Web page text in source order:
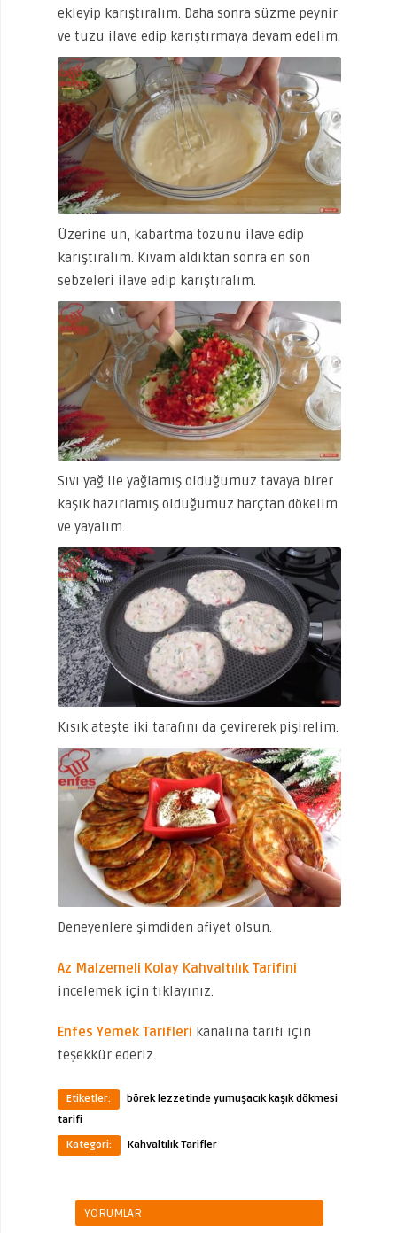
ekleyip karıştıralım. Daha sonra süzme peynir
ve tuzu ilave edip karıştırmaya devam edelim.
Üzerine un, kabartma tozunu ilave edip
karıştıralım. Kıvam aldıktan sonra en son
sebzeleri ilave edip karıştıralım.
Sıvı yağ ile yağlamış olduğumuz tavaya birer
kaşık hazırlamış olduğumuz harçtan dökelim
ve yayalım.
Kısık ateşte iki tarafını da çevirerek pişirelim.
Deneyenlere şimdiden afiyet olsun.
Az Malzemeli Kolay Kahvaltılık Tarifini
incelemek için tıklayınız.
Enfes Yemek Tarifleri kanalına tarifi için
teşekkür ederiz.
Etiketler:
börek lezzetinde yumuşacık kaşık dökmesi
tarifi
Kategori:
Kahvaltılık Tarifler
YORUMLAR